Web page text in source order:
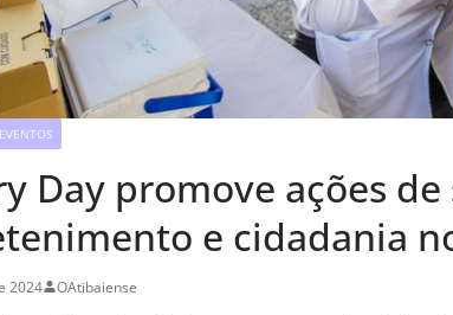
EVENTOS
Day promove ações de
e cidadania
2024 OAtibaiense